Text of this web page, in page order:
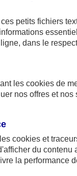
petits fichiers
dans le
les cookies de
nos offres et nos
cookies et
du contenu
la performance